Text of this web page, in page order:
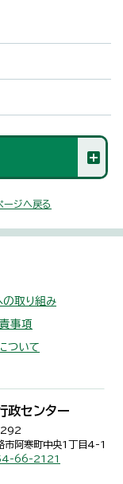
ージへ戻る
の取り組み
責事項
ついて
政センター
市阿寒町中央1丁目4-1
66-2121